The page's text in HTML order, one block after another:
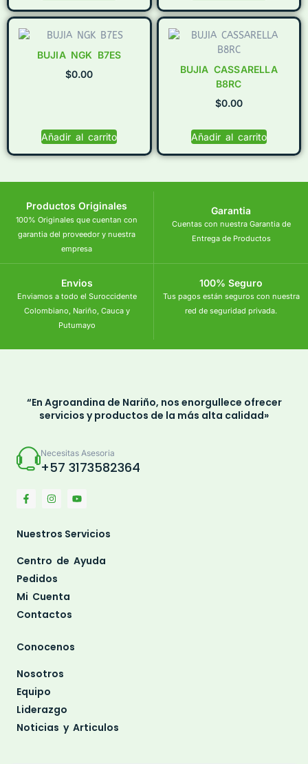
BUJIA NGK B7ES
$0.00
Añadir al carrito
BUJIA CASSARELLA
B8RC
$0.00
Añadir al carrito
Productos Originales
100% Originales que cuentan con
garantia del proveedor y nuestra
empresa
Garantia
Cuentas con nuestra Garantia de
Entrega de Productos
Envios
Enviamos a todo el Suroccidente
Colombiano, Nariño, Cauca y
Putumayo
100% Seguro
Tus pagos están seguros con nuestra
red de seguridad privada.
“En Agroandina de Nariño, nos enorgullece ofrecer
servicios y productos de la más alta calidad»
Necesitas Asesoria
+57 3173582364
Nuestros Servicios
Centro de Ayuda
Pedidos
Mi Cuenta
Contactos
Conocenos
Nosotros
Equipo
Liderazgo
Noticias y Articulos